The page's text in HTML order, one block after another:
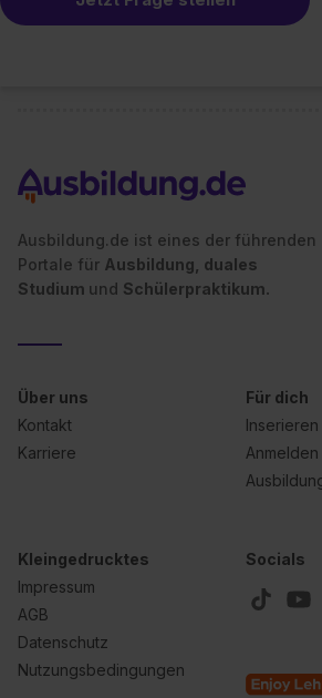
Ausbildung.de ist eines der führenden
Portale für Ausbildung, duales
Studium und Schülerpraktikum.
Über uns
Kontakt
Karriere
Für dich
Inserieren
Anmelden
Kleingedrucktes
Impressum
AGB
Datenschutz
Nutzungsbedingungen
Socials